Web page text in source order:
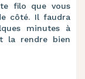
filo que vous
côté. Il faudra
minutes à
la rendre bien